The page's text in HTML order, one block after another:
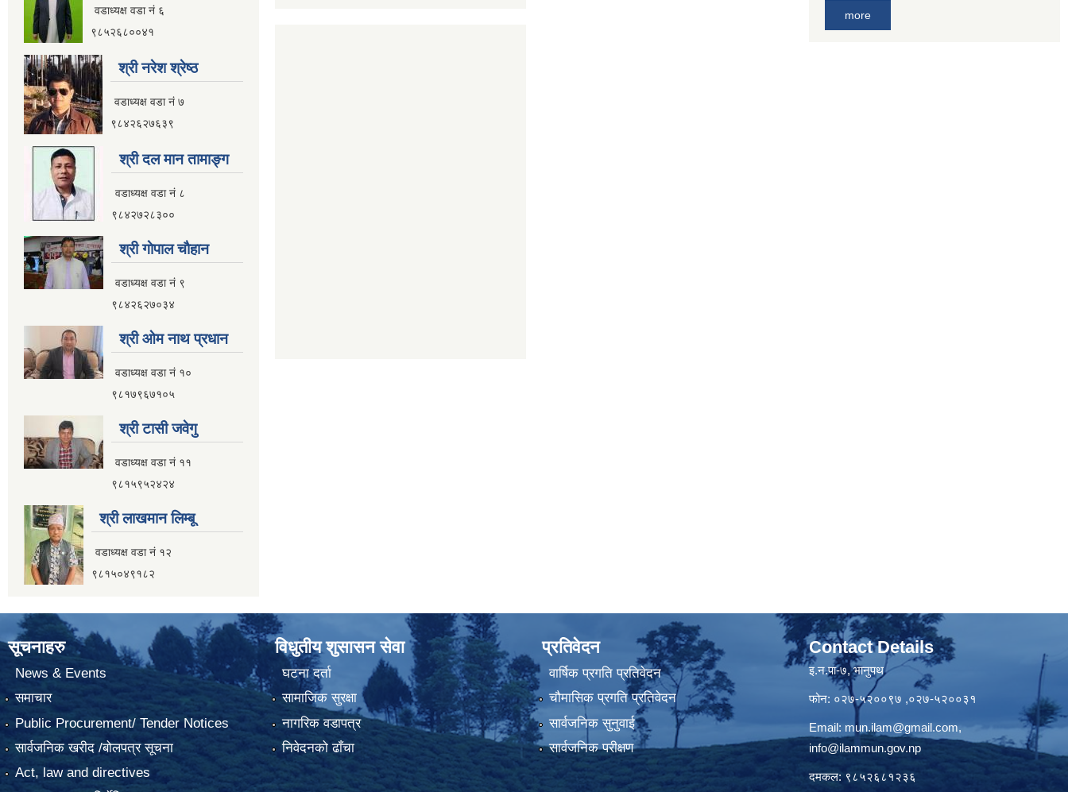
वडाध्यक्ष वडा नं ६
९८५२६८००४१
श्री नरेश श्रेष्ठ
वडाध्यक्ष वडा नं ७
९८४२६२७६३९
श्री दल मान तामाङ्ग
वडाध्यक्ष वडा नं ८
९८४२७२८३००
श्री गाेपाल चाैहान
वडाध्यक्ष वडा नं ९
९८४२६२७०३४
श्री ओम नाथ प्रधान
वडाध्यक्ष वडा नं १०
९८१७९६७१०५
श्री टासी जवेगु
वडाध्यक्ष वडा नं ११
९८१५९५२४२४
श्री लाखमान लिम्बू
वडाध्यक्ष वडा नं १२
९८१५०४९१८२
more
सूचनाहरु
News & Events
समाचार
Public Procurement/ Tender Notices
सार्वजनिक खरीद /बोलपत्र सूचना
Act, law and directives
विधुतीय शुसासन सेवा
घटना दर्ता
सामाजिक सुरक्षा
नागरिक वडापत्र
निवेदनको ढाँचा
प्रतिवेदन
वार्षिक प्रगति प्रतिवेदन
चौमासिक प्रगति प्रतिवेदन
सार्वजनिक सुनुवाई
सार्वजनिक परीक्षण
Contact Details
इ.न.पा-७, भानुपथ
फोन: ०२७-५२००९७ ,०२७-५२००३१
Email: mun.ilam@gmail.com,
info@ilammun.gov.np
दमकल: ९८५२६८१२३६